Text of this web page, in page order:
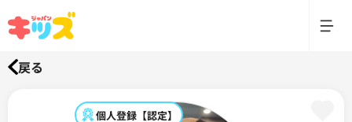
戻る
個人登録【認定】